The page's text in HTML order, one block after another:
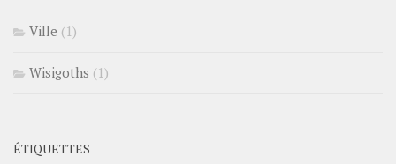
Ville (1)
Wisigoths (1)
ÉTIQUETTES